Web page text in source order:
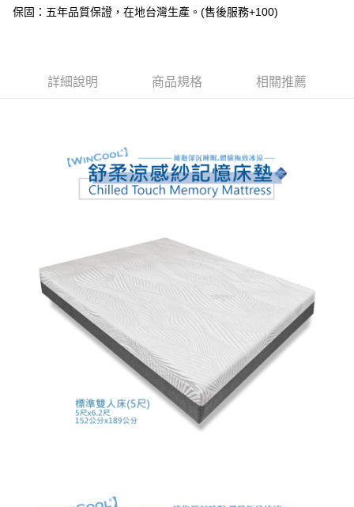
易，需依本服務之必要範圍內提供個人資料，並將交易相關給付款項請求債
「AFTEE先享後付」，若未經同意申辦者引起之損失，本公司不負相關責
５．嚴禁一人註冊多個帳號或使用他人資訊註冊。若發現惡意使用之情形，
恩沛科技股份有限公司將有權停止該用戶之使用額度並採取法律行動。
保固：五年品質保證，在地台灣生產。(售後服務+100)
詳細說明 商品規格 相關推薦